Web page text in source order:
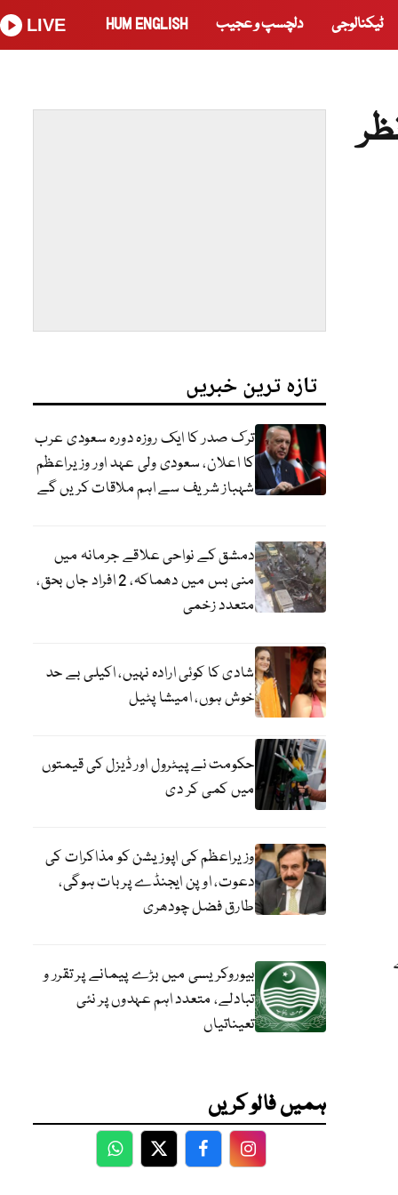
ٹیکنالوجی دلچسپ و عجیب HUM ENGLISH
LIVE
تازہ ترین خبریں
ترک صدر کا ایک روزہ دورہ سعودی عرب
کا اعلان، سعودی ولی عہد اور وزیراعظم
شہباز شریف سے اہم ملاقات کریں گے
دمشق کے نواحی علاقے جرمانہ میں
منی بس میں دھماکہ، 2 افراد جاں بحق،
متعدد زخمی
شادی کا کوئی ارادہ نہیں، اکیلی بے حد
خوش ہوں، امیشا پٹیل
حکومت نے پیٹرول اور ڈیزل کی قیمتوں
میں کمی کر دی
وزیراعظم کی اپوزیشن کو مذاکرات کی
دعوت، اوپن ایجنڈے پر بات ہوگی،
طارق فضل چودھری
بیوروکریسی میں بڑے پیمانے پر تقرر و
تبادلے، متعدد اہم عہدوں پر نئی
تعیناتیاں
ہمیں فالو کریں
WhatsApp
TwitterFacebookFacebook